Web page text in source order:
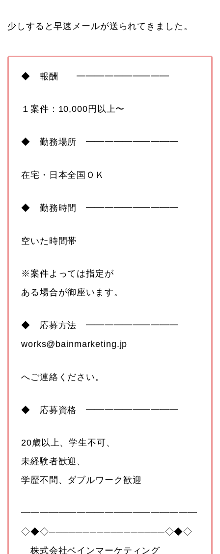
少しすると早速メールが送られてきました。
◆ 報酬 ━━━━━━━━━━
１案件：10,000円以上〜
◆ 勤務場所 ━━━━━━━━━━
在宅・日本全国ＯＫ
◆ 勤務時間 ━━━━━━━━━━
空いた時間帯
※案件よっては指定が
ある場合が御座います。
◆ 応募方法 ━━━━━━━━━━
works@bainmarketing.jp
へご連絡ください。
◆ 応募資格 ━━━━━━━━━━
20歳以上、学生不可、
未経験者歓迎、
学歴不問、ダブルワーク歓迎
━━━━━━━━━━━━━━━━━━━
◇◆◇─────────────────◇◆◇
株式会社ベインマーケティング